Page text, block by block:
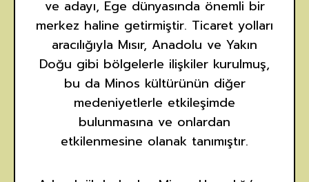
ve adayı, Ege dünyasında önemli bir
merkez haline getirmiştir. Ticaret yolları
aracılığıyla Mısır, Anadolu ve Yakın
Doğu gibi bölgelerle ilişkiler kurulmuş,
bu da Minos kültürünün diğer
medeniyetlerle etkileşimde
bulunmasına ve onlardan
etkilenmesine olanak tanımıştır.